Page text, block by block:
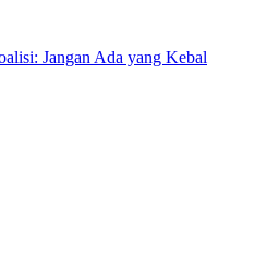
Jangan Ada yang Kebal